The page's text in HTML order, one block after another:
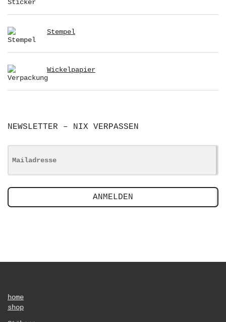
Stempel
Wickelpapier
NEWSLETTER – NIX VERPASSEN
ANMELDEN
home
shop